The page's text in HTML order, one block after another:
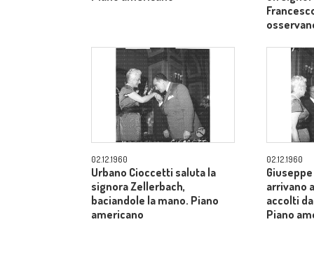
02.12.1960
Urbano Cioccetti saluta la
signora Zellerbach,
baciandole la mano. Piano
americano
02.12.1960
arrivano
accolti
Piano